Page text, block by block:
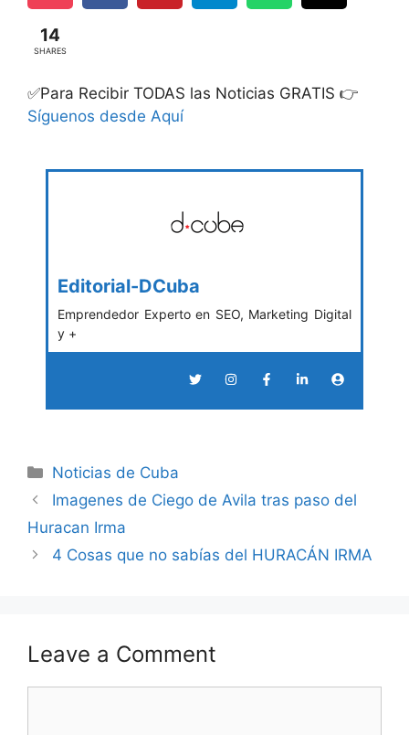
14
SHARES
✅Para Recibir TODAS las Noticias GRATIS 👉
Síguenos desde Aquí
Editorial-DCuba
Emprendedor Experto en SEO, Marketing Digital
y +
Categories
Noticias de Cuba
Imagenes de Ciego de Avila tras paso del
Huracan Irma
4 Cosas que no sabías del HURACÁN IRMA
Leave a Comment